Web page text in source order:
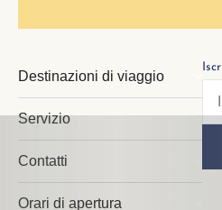
Destinazioni di viaggio
Servizio
Contatti
Orari di apertura